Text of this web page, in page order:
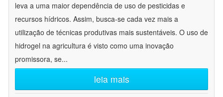
leva a uma maior dependência de uso de pesticidas e
recursos hídricos. Assim, busca-se cada vez mais a
utilização de técnicas produtivas mais sustentáveis. O uso de
hidrogel na agricultura é visto como uma inovação
promissora, se...
leia mais